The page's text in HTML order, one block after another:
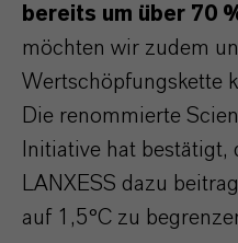
bereits um über 70
möchten wir zudem
Wertschöpfungskette
Die renommierte
Initiative hat bestätigt,
LANXESS dazu
auf 1,5°C zu